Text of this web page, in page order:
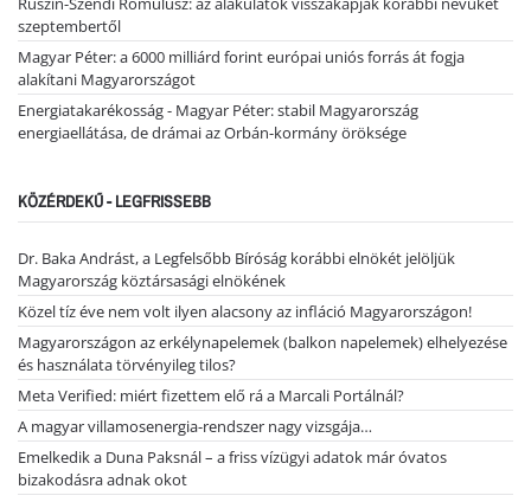
szeptembertől
Magyar Péter: a 6000 milliárd forint európai uniós forrás át fogja
alakítani Magyarországot
Energiatakarékosság - Magyar Péter: stabil Magyarország
energiaellátása, de drámai az Orbán-kormány öröksége
KÖZÉRDEKŰ - LEGFRISSEBB
Dr. Baka Andrást, a Legfelsőbb Bíróság korábbi elnökét jelöljük
Magyarország köztársasági elnökének
Közel tíz éve nem volt ilyen alacsony az infláció Magyarországon!
Magyarországon az erkélynapelemek (balkon napelemek) elhelyezése
és használata törvényileg tilos?
Meta Verified: miért fizettem elő rá a Marcali Portálnál?
A magyar villamosenergia-rendszer nagy vizsgája…
Emelkedik a Duna Paksnál – a friss vízügyi adatok már óvatos
bizakodásra adnak okot